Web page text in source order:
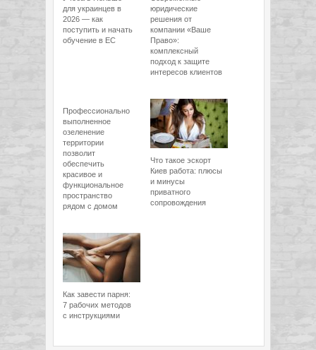
для украинцев в
2026 — как
поступить и начать
обучение в ЕС
юридические
решения от
компании «Ваше
Право»:
комплексный
подход к защите
интересов клиентов
Профессионально
выполненное
озеленение
территории
позволит
обеспечить
красивое и
функциональное
пространство
рядом с домом
Что такое эскорт
Киев работа: плюсы
и минусы
приватного
сопровождения
Как завести парня:
7 рабочих методов
с инструкциями